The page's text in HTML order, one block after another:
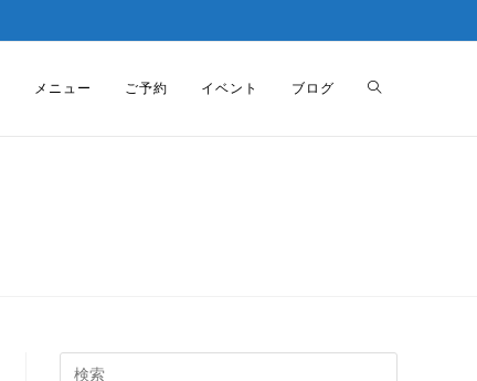
メニュー ご予約 イベント ブログ